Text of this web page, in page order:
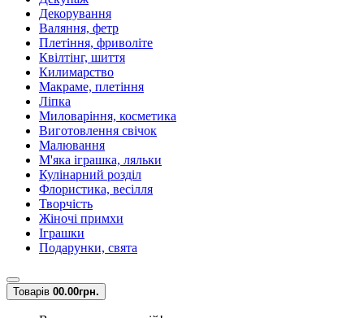
Декорування
Валяння, фетр
Плетіння, фриволіте
Квілтінг, шиття
Килимарство
Макраме, плетіння
Ліпка
Миловаріння, косметика
Виготовлення свічок
Малювання
М'яка іграшка, ляльки
Кулінарний розділ
Флористика, весілля
Творчість
Жіночі примхи
Іграшки
Подарунки, свята
Товарів 00.00грн.